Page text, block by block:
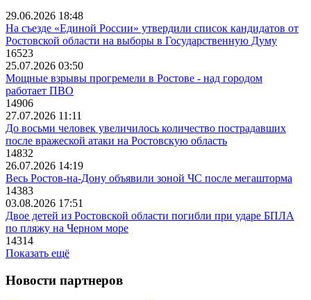
29.06.2026 18:48
На съезде «Единой России» утвердили список кандидатов от
Ростовской области на выборы в Государственную Думу
16523
25.07.2026 03:50
Мощные взрывы прогремели в Ростове - над городом
работает ПВО
14906
27.07.2026 11:11
До восьми человек увеличилось количество пострадавших
после вражеской атаки на Ростовскую область
14832
26.07.2026 14:19
Весь Ростов-на-Дону объявили зоной ЧС после мегашторма
14383
03.08.2026 17:51
Двое детей из Ростовской области погибли при ударе БПЛА
по пляжу на Черном море
14314
Показать ещё
Новости партнеров